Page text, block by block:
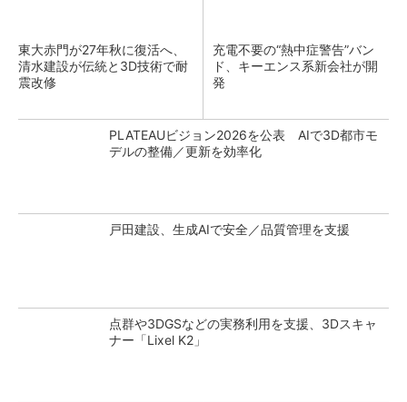
東大赤門が27年秋に復活へ、
清水建設が伝統と3D技術で耐
震改修
充電不要の“熱中症警告”バン
ド、キーエンス系新会社が開
発
PLATEAUビジョン2026を公表 AIで3D都市モ
デルの整備／更新を効率化
戸田建設、生成AIで安全／品質管理を支援
点群や3DGSなどの実務利用を支援、3Dスキャ
ナー「Lixel K2」